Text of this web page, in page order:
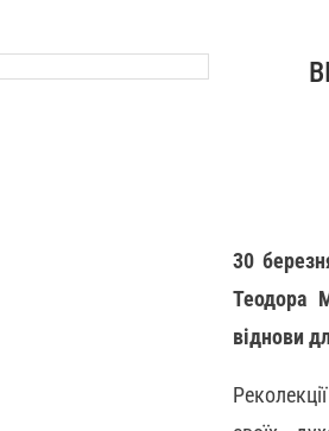
30
Теодора
віднови